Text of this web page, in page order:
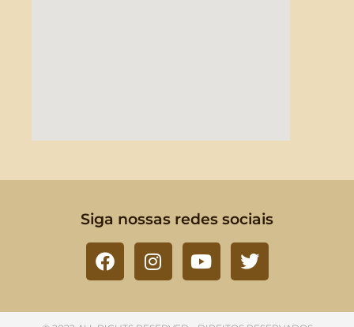
Siga nossas redes sociais